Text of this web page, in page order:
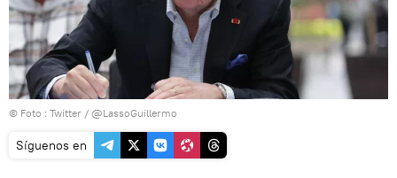
© Foto : Twitter / @LassoGuillermo
Síguenos en